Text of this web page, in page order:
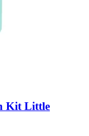
Kit Little